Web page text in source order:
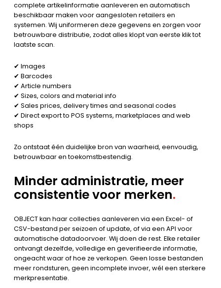
complete artikelinformatie aanleveren en automatisch
beschikbaar maken voor aangesloten retailers en
systemen. Wij uniformeren deze gegevens en zorgen voor
betrouwbare distributie, zodat alles klopt van eerste klik tot
laatste scan.
✔ Images
✔ Barcodes
✔ Article numbers
✔ Sizes, colors and material info
✔ Sales prices, delivery times and seasonal codes
✔ Direct export to POS systems, marketplaces and web
shops
Zo ontstaat één duidelijke bron van waarheid, eenvoudig,
betrouwbaar en toekomstbestendig.
Minder administratie, meer
consistentievoor merken.
OBJECT kan haar collecties aanleveren via een Excel- of
CSV-bestand per seizoen of update, of via een API voor
automatische datadoorvoer. Wij doen de rest. Elke retailer
ontvangt dezelfde, volledige en geverifieerde informatie,
ongeacht waar of hoe ze verkopen. Geen losse bestanden
meer rondsturen, geen incomplete invoer, wél een sterkere
merkpresentatie.